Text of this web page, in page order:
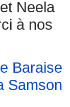
Neela
à nos
Baraise
Samson